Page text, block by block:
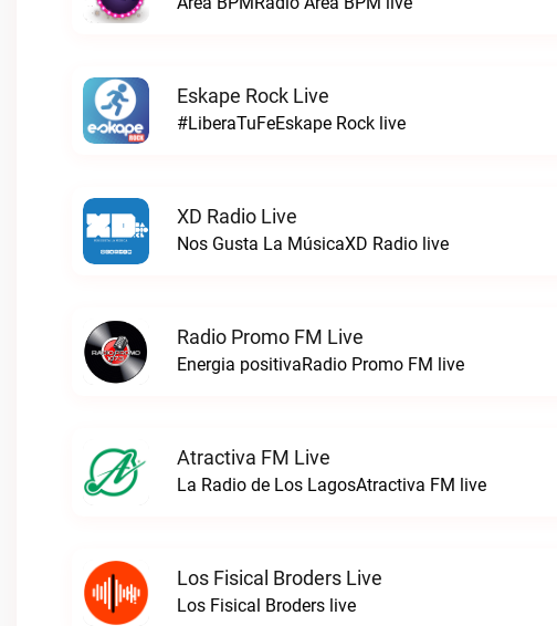
Eskape Rock Live
#LiberaTuFeEskape Rock live
XD Radio Live
Nos Gusta La MúsicaXD Radio live
Radio Promo FM Live
Energia positivaRadio Promo FM live
Atractiva FM Live
La Radio de Los LagosAtractiva FM live
Los Fisical Broders Live
Los Fisical Broders live